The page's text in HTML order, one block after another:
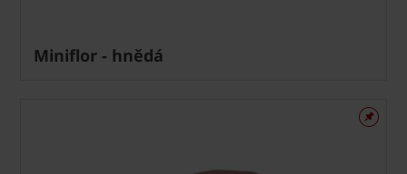
Miniflor - hnědá